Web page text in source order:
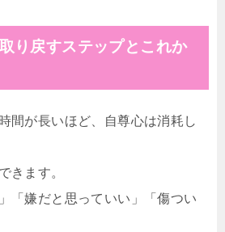
り戻すステップとこれか
間が長いほど、自尊心は消耗し
きます。
「嫌だと思っていい」「傷つい